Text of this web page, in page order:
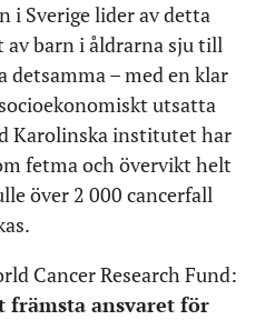
i Sverige lider av detta
av barn i åldrarna sju till
detsamma – med en klar
utsatta
Karolinska institutet har
fetma och övervikt helt
över 2 000 cancerfall
Cancer Research Fund:
främsta ansvaret för